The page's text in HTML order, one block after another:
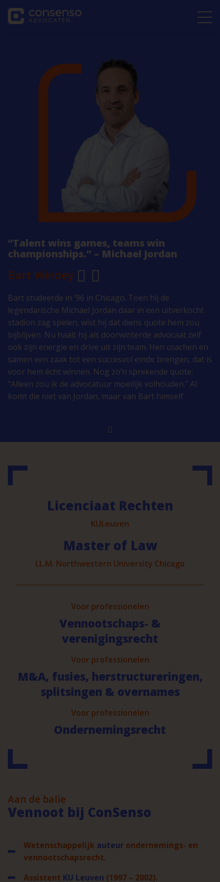
“Talent wins games, teams win
championships.” – Michael Jordan
Bart Windey
Bart studeerde in ’96 in Chicago. Toen hij de
legendarische Michael Jordan daar in een uitverkocht
stadion zag spelen, wist hij dat diens quote hem zou
bijblijven. Nu haalt hij als doorwinterde advocaat zelf
ook zijn energie en drive uit zijn team. Hen coachen en
samen een zaak tot een succesvol einde brengen, dat is
voor hem écht winnen. Nog zo’n sprekende quote:
“Alleen zou ik de advocatuur moeilijk volhouden.” Al
komt die niet van Jordan, maar van Bart himself.
Licenciaat Rechten
KULeuven
Master of Law
LL.M. Northwestern University Chicago
Voor professionelen
Vennootschaps- &
verenigingsrecht
Voor professionelen
M&A, fusies, herstructureringen,
splitsingen & overnames
Voor professionelen
Ondernemingsrecht
Aan de balie
Vennoot bij ConSenso
Wetenschappelijk auteur ondernemings- en
vennootschapsrecht.
Assistent KU Leuven (1997 – 2002).